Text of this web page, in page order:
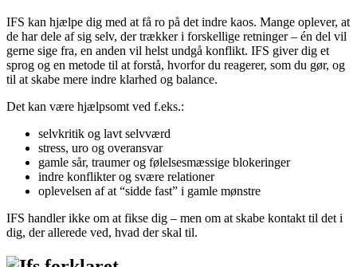
IFS kan hjælpe dig med at få ro på det indre kaos. Mange oplever, at
de har dele af sig selv, der trækker i forskellige retninger – én del vil
gerne sige fra, en anden vil helst undgå konflikt. IFS giver dig et
sprog og en metode til at forstå, hvorfor du reagerer, som du gør, og
til at skabe mere indre klarhed og balance.
Det kan være hjælpsomt ved f.eks.:
selvkritik og lavt selvværd
stress, uro og overansvar
gamle sår, traumer og følelsesmæssige blokeringer
indre konflikter og svære relationer
oplevelsen af at “sidde fast” i gamle mønstre
IFS handler ikke om at fikse dig – men om at skabe kontakt til det i
dig, der allerede ved, hvad der skal til.